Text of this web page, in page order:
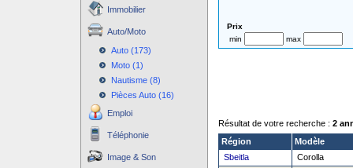
Immobilier
Auto/Moto
Auto (173)
Moto (1)
Nautisme (8)
Pièces Auto (16)
Emploi
Téléphonie
Image & Son
Prix
min
max
Résultat de votre recherche : 2
Région
Modèle
Sbeitla
Corolla